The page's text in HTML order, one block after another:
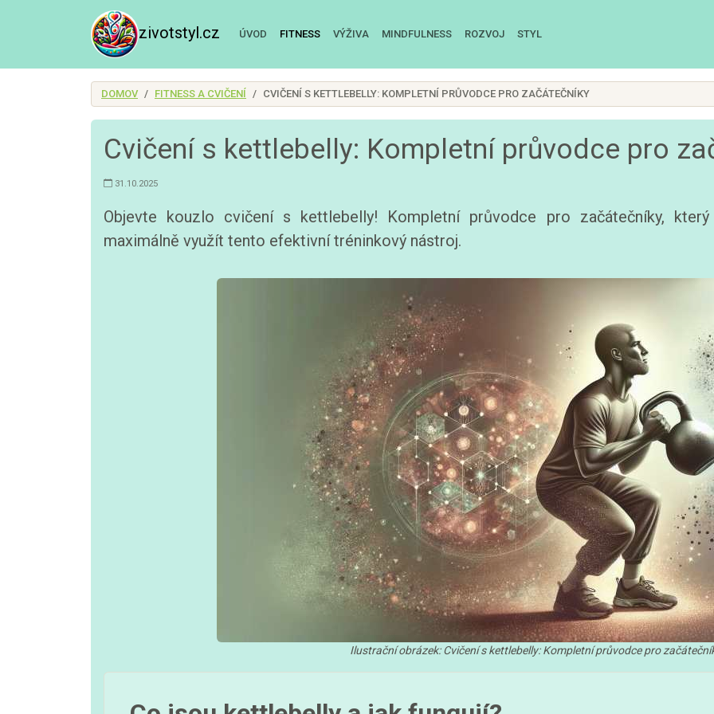
zivotstyl.cz ÚVOD FITNESS VÝŽIVA MINDFULNESS ROZVOJ STYL
DOMOV FITNESS A CVIČENÍ CVIČENÍ S KETTLEBELLY: KOMPLETNÍ PRŮVODCE PRO ZAČÁTEČNÍKY
Cvičení s kettlebelly: Kompletní průvodce pro
31.10.2025
Objevte kouzlo cvičení s kettlebelly! Kompletní průvodce pro začátečníky,
maximálně využít tento efektivní tréninkový nástroj.
Ilustrační obrázek: Cvičení s kettlebelly: Kompletní průvodce pro